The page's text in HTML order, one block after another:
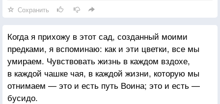
Сохранить
Когда я прихожу в этот сад, созданный моими
предками, я вспоминаю: как и эти цветки, все мы
умираем. Чувствовать жизнь в каждом вздохе,
в каждой чашке чая, в каждой жизни, которую мы
отнимаем — это и есть путь Воина; это и есть —
бусидо.